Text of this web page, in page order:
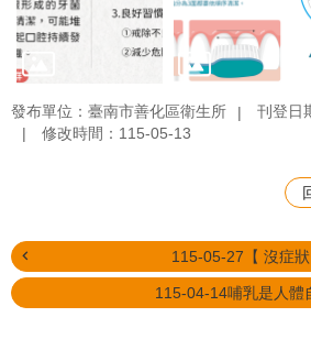
發布單位：臺南市善化區衛生所
刊登日
修改時間：115-05-13
115-05-27【 沒症狀
115-04-14哺乳是人體